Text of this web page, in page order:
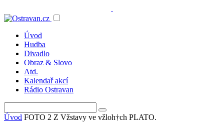
Úvod
Hudba
Divadlo
Obraz & Slovo
Atd.
Kalendař akcí
Rádio Ostravan
Úvod FOTO 2 Z Vžstavy ve vžloh†ch PLATO.